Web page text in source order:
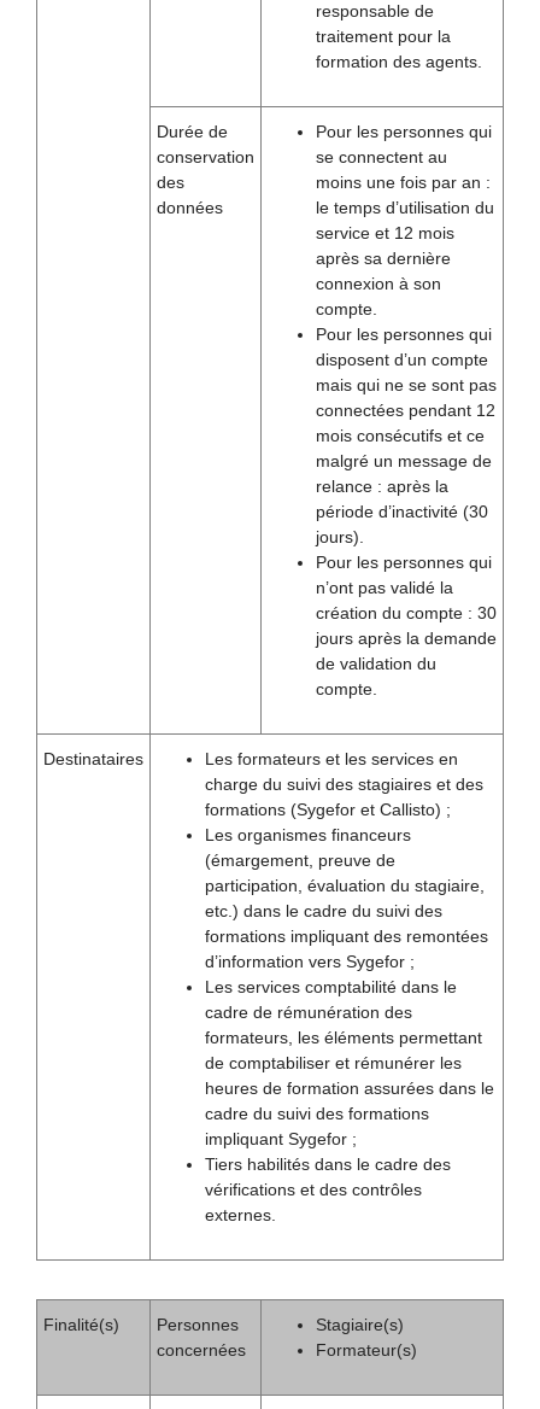
responsable de
traitement pour la
formation des agents.
Durée de
conservation
des
données
Pour les personnes qui
se connectent au
moins une fois par an :
le temps d’utilisation du
service et 12 mois
après sa dernière
connexion à son
compte.
Pour les personnes qui
disposent d’un compte
mais qui ne se sont pas
connectées pendant 12
mois consécutifs et ce
malgré un message de
relance : après la
période d’inactivité (30
jours).
Pour les personnes qui
n’ont pas validé la
création du compte : 30
jours après la demande
de validation du
compte.
Destinataires
Les formateurs et les services en
charge du suivi des stagiaires et des
formations (Sygefor et Callisto) ;
Les organismes financeurs
(émargement, preuve de
participation, évaluation du stagiaire,
etc.) dans le cadre du suivi des
formations impliquant des remontées
d’information vers Sygefor ;
Les services comptabilité dans le
cadre de rémunération des
formateurs, les éléments permettant
de comptabiliser et rémunérer les
heures de formation assurées dans le
cadre du suivi des formations
impliquant Sygefor ;
Tiers habilités dans le cadre des
vérifications et des contrôles
externes.
Finalité(s)
Personnes
concernées
Stagiaire(s)
Formateur(s)